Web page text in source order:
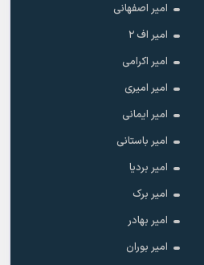
امیر اصفهانی
امیر اف ۲
امیر اکرامی
امیر امیری
امیر ایمانی
امیر باستانی
امیر بردیا
امیر برک
امیر بهادر
امیر بوران